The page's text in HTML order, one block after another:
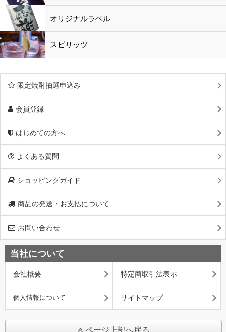
オリジナルラベル
スピリッツ
限定焼酎抽選申込み
会員登録
はじめての方へ
よくある質問
ショッピングガイド
商品の発送・お支払について
お問い合わせ
当社について
会社概要 特定商取引法表示
個人情報について サイトマップ
ページ上部へ戻る